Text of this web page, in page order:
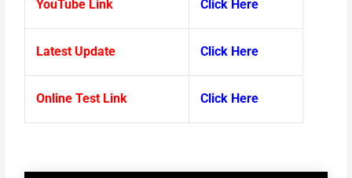
YouTube Link Click Here
Latest Update Click Here
Online Test Link Click Here